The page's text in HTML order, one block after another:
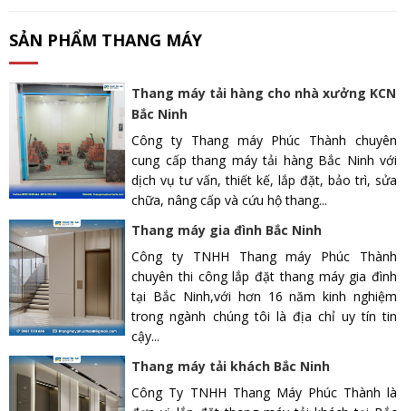
SẢN PHẨM THANG MÁY
Thang máy tải hàng cho nhà xưởng KCN
Bắc Ninh
Công ty Thang máy Phúc Thành chuyên
cung cấp thang máy tải hàng Bắc Ninh với
dịch vụ tư vấn, thiết kế, lắp đặt, bảo trì, sửa
chữa, nâng cấp và cứu hộ thang...
Thang máy gia đình Bắc Ninh
Công ty TNHH Thang máy Phúc Thành
chuyên thi công lắp đặt thang máy gia đình
tại Bắc Ninh,với hơn 16 năm kinh nghiệm
trong ngành chúng tôi là địa chỉ uy tín tin
cậy...
Thang máy tải khách Bắc Ninh
Công Ty TNHH Thang Máy Phúc Thành là